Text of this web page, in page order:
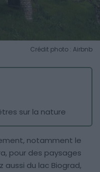
Crédit photo : Airbnb
sur la nature
notamment le
pour des paysages
du lac Biograd,